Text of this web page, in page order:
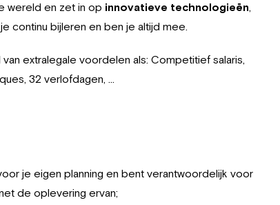
wereld en zet in op innovatieve technologieën,
continu bijleren en ben je altijd mee.
extralegale voordelen als: Competitief salaris,
32 verlofdagen, …
je eigen planning en bent verantwoordelijk voor
de oplevering ervan;